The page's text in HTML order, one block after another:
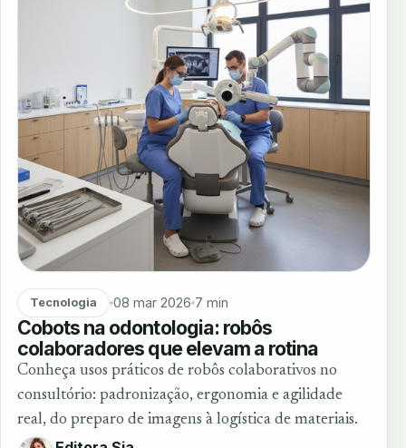
Tecnologia 08 mar 2026 7 min
Cobots na odontologia: robôs
colaboradores que elevam a rotina
Conheça usos práticos de robôs colaborativos no
consultório: padronização, ergonomia e agilidade
real, do preparo de imagens à logística de materiais.